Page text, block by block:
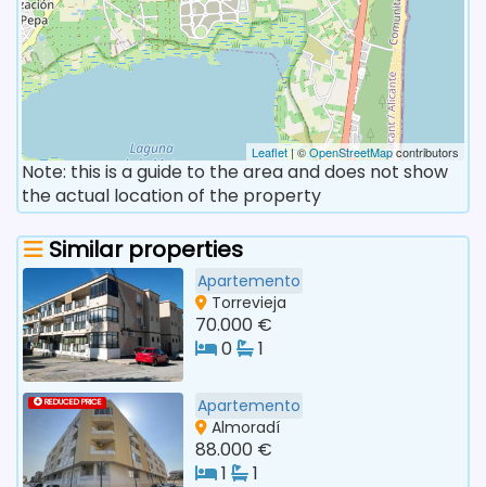
Leaflet| ©OpenStreetMapcontributors
Note: this is a guide to the area and does not show
the actual location of the property
Similar properties
Apartemento
Torrevieja
70.000 €
0
1
REDUCED PRICE
Apartemento
Almoradí
88.000 €
1
1